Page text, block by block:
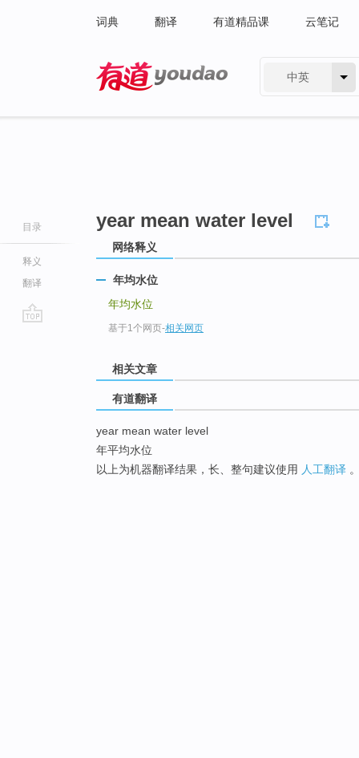
词典 翻译 有道精品课 云笔记
中英
目录
释义
翻译
year mean water level
网络释义
年均水位
年均水位
基于1个网页-相关网页
相关文章
有道翻译
year mean water level
年平均水位
以上为机器翻译结果，长、整句建议使用 人工翻译